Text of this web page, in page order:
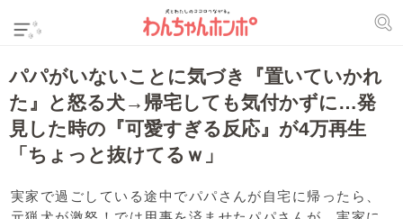
パパがいないことに気づき『置いていかれ
た』と怒る犬→帰宅しても気付かずに…発
見した時の『可愛すぎる反応』が4万再生
「ちょっと抜けてるｗ」
実家で過ごしている途中でパパさんが自宅に帰ったら、